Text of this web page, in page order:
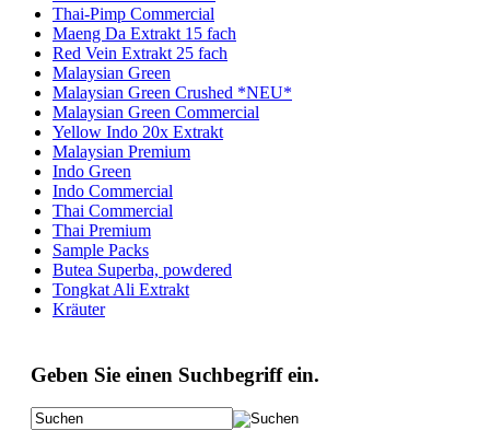
Thai-Pimp Commercial
Maeng Da Extrakt 15 fach
Red Vein Extrakt 25 fach
Malaysian Green
Malaysian Green Crushed *NEU*
Malaysian Green Commercial
Yellow Indo 20x Extrakt
Malaysian Premium
Indo Green
Indo Commercial
Thai Commercial
Thai Premium
Sample Packs
Butea Superba, powdered
Tongkat Ali Extrakt
Kräuter
Geben Sie einen Suchbegriff ein.